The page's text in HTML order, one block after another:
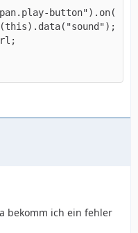
bekomm ich ein fehler